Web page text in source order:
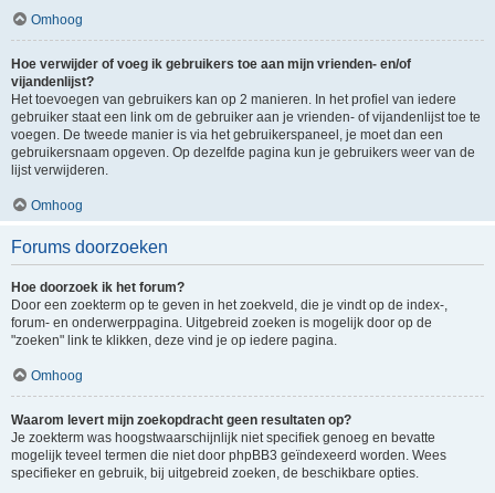
Omhoog
Hoe verwijder of voeg ik gebruikers toe aan mijn vrienden- en/of
vijandenlijst?
Het toevoegen van gebruikers kan op 2 manieren. In het profiel van iedere
gebruiker staat een link om de gebruiker aan je vrienden- of vijandenlijst toe te
voegen. De tweede manier is via het gebruikerspaneel, je moet dan een
gebruikersnaam opgeven. Op dezelfde pagina kun je gebruikers weer van de
lijst verwijderen.
Omhoog
Forums doorzoeken
Hoe doorzoek ik het forum?
Door een zoekterm op te geven in het zoekveld, die je vindt op de index-,
forum- en onderwerppagina. Uitgebreid zoeken is mogelijk door op de
"zoeken" link te klikken, deze vind je op iedere pagina.
Omhoog
Waarom levert mijn zoekopdracht geen resultaten op?
Je zoekterm was hoogstwaarschijnlijk niet specifiek genoeg en bevatte
mogelijk teveel termen die niet door phpBB3 geïndexeerd worden. Wees
specifieker en gebruik, bij uitgebreid zoeken, de beschikbare opties.